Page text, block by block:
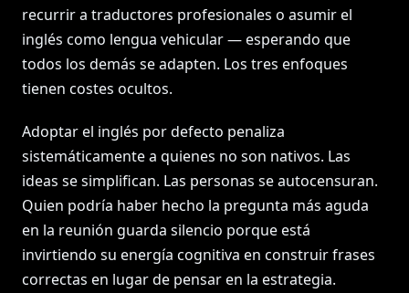
recurrir a traductores profesionales o asumir el
inglés como lengua vehicular — esperando que
todos los demás se adapten. Los tres enfoques
tienen costes ocultos.
Adoptar el inglés por defecto penaliza
sistemáticamente a quienes no son nativos. Las
ideas se simplifican. Las personas se autocensuran.
Quien podría haber hecho la pregunta más aguda
en la reunión guarda silencio porque está
invirtiendo su energía cognitiva en construir frases
correctas en lugar de pensar en la estrategia.